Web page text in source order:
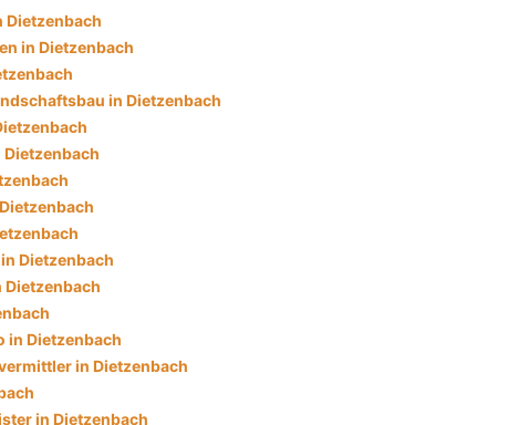
Dietzenbach
in Dietzenbach
in Dietzenbach
Dietzenbach
Dietzenbach
in Dietzenbach
in Dietzenbach
in Dietzenbach